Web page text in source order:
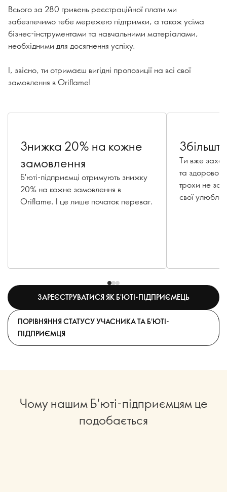
Всього за 280 гривень реєстраційної плати ми
забезпечимо тебе мережею підтримки, а також усіма
бізнес-інструментами та навчальними матеріалами,
необхідними для досягнення успіху.
І, звісно, ти отримаєш вигідні пропозиції на всі свої
замовлення в Oriflame!
Знижка 20% на кожне
замовлення
Б'юті-підприємці отримують знижку
20% на кожне замовлення в
Oriflame. І це лише початок переваг.
Ти вже
та
трохи не
свої
ЗАРЕЄСТРУВАТИСЯ ЯК Б'ЮТІ-ПІДПРИЄМЕЦЬ
ПОРІВНЯННЯ СТАТУСУ УЧАСНИКА ТА Б'ЮТІ-
ПІДПРИЄМЦЯ
Чому нашим Б'юті-підприємцям це
подобається